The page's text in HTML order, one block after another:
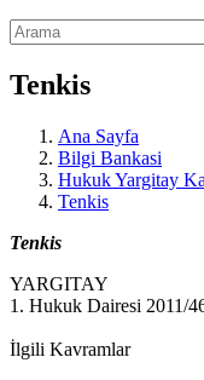
Tenkis
Ana Sayfa
Bilgi Bankasi
Hukuk Yargitay
Tenkis
Tenkis
YARGITAY
1. Hukuk Dairesi 2011/
İlgili Kavramlar